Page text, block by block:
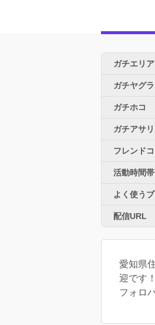
ガチエリア
ガチヤグラ
ガチホコ
ガチアサリ
フレンド
活動時間帯
よく使う
配信URL
愛知県
迎で
フォロ